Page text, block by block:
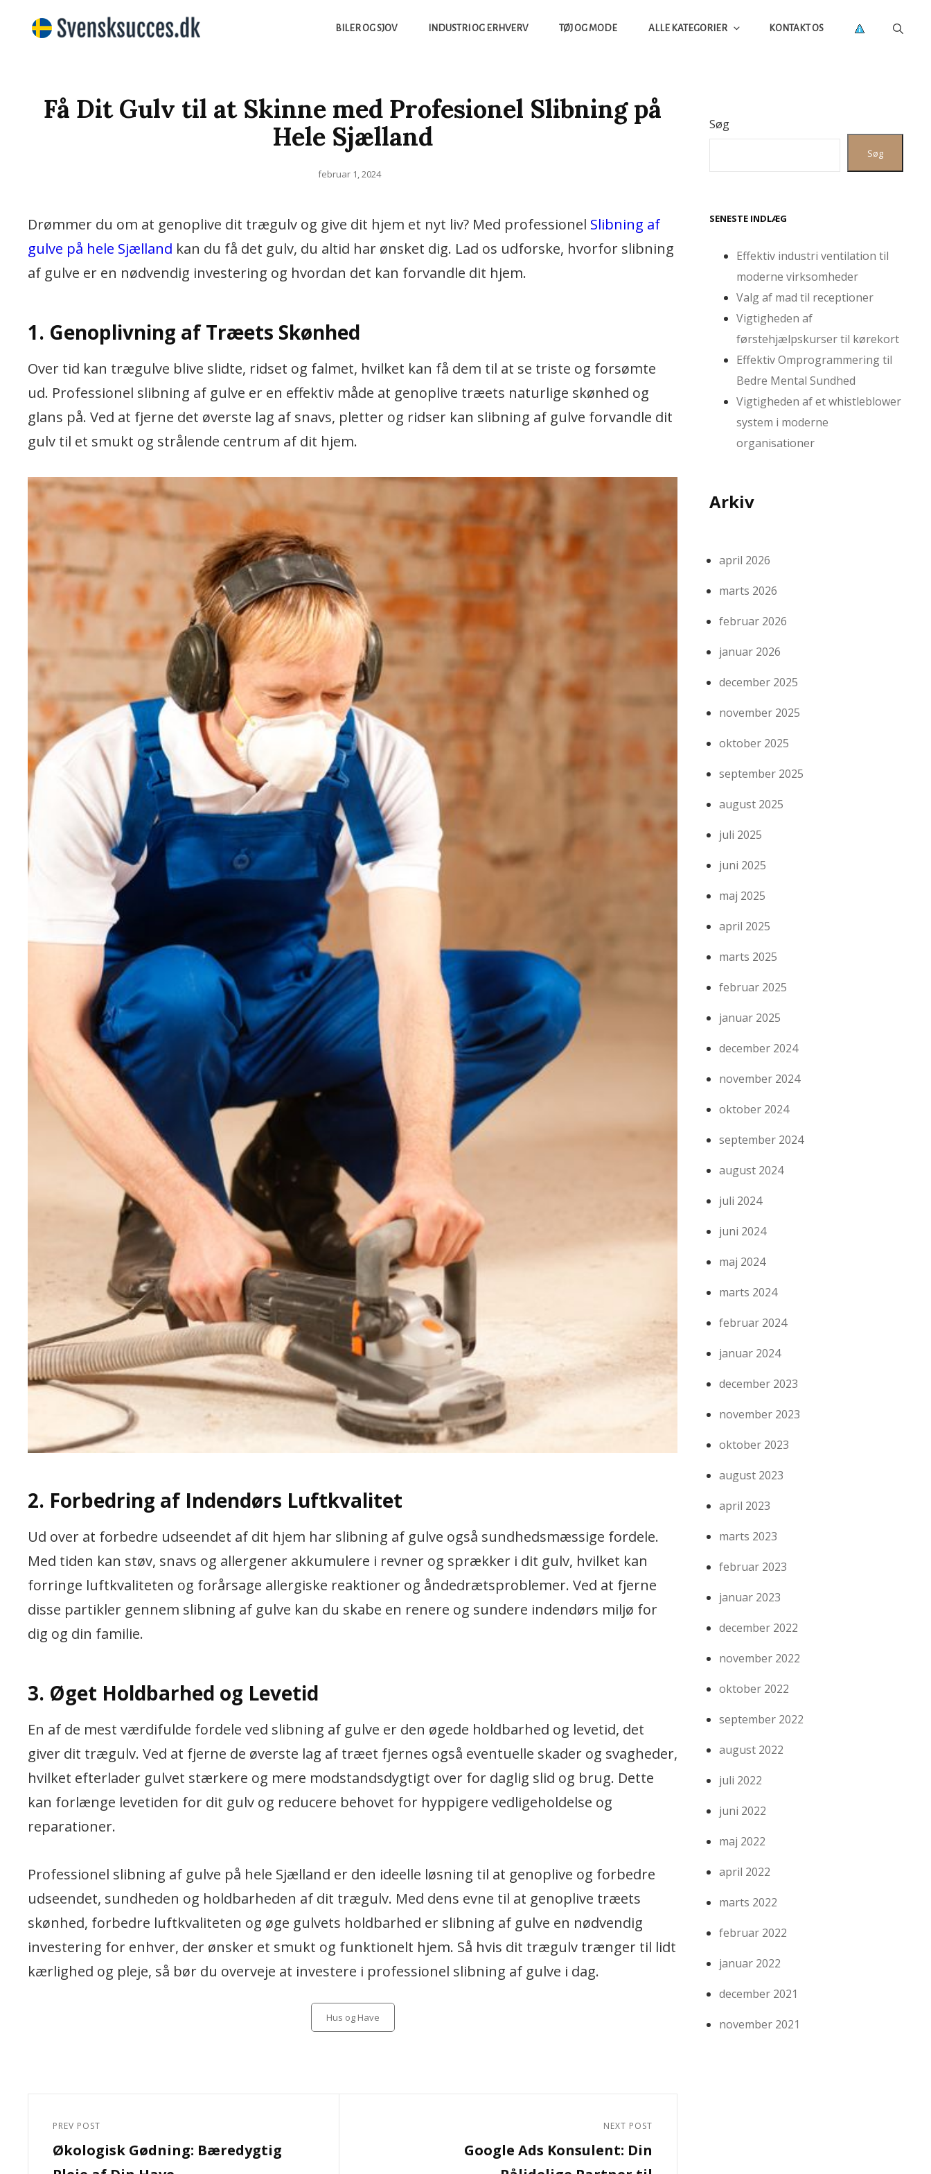
Vi Bringer De Bedste Nyheder, Både Fra Sverige Og Danmark
BILER OG SJOV INDUSTRI OG ERHVERV TØJ OG MODE ALLE KATEGORIER KONTAKT OS
Få Dit Gulv til at Skinne med Profesionel Slibning på
Hele Sjælland
Posted
februar 1, 2024
Drømmer du om at genoplive dit trægulv og give dit hjem et nyt liv? Med professionel Slibning af
gulve på hele Sjælland kan du få det gulv, du altid har ønsket dig. Lad os udforske, hvorfor slibning
af gulve er en nødvendig investering og hvordan det kan forvandle dit hjem.
1. Genoplivning af Træets Skønhed
Over tid kan trægulve blive slidte, ridset og falmet, hvilket kan få dem til at se triste og forsømte
ud. Professionel slibning af gulve er en effektiv måde at genoplive træets naturlige skønhed og
glans på. Ved at fjerne det øverste lag af snavs, pletter og ridser kan slibning af gulve forvandle dit
gulv til et smukt og strålende centrum af dit hjem.
2. Forbedring af Indendørs Luftkvalitet
Ud over at forbedre udseendet af dit hjem har slibning af gulve også sundhedsmæssige fordele.
Med tiden kan støv, snavs og allergener akkumulere i revner og sprækker i dit gulv, hvilket kan
forringe luftkvaliteten og forårsage allergiske reaktioner og åndedrætsproblemer. Ved at fjerne
disse partikler gennem slibning af gulve kan du skabe en renere og sundere indendørs miljø for
dig og din familie.
3. Øget Holdbarhed og Levetid
En af de mest værdifulde fordele ved slibning af gulve er den øgede holdbarhed og levetid, det
giver dit trægulv. Ved at fjerne de øverste lag af træet fjernes også eventuelle skader og svagheder,
hvilket efterlader gulvet stærkere og mere modstandsdygtigt over for daglig slid og brug. Dette
kan forlænge levetiden for dit gulv og reducere behovet for hyppigere vedligeholdelse og
reparationer.
Professionel slibning af gulve på hele Sjælland er den ideelle løsning til at genoplive og forbedre
udseendet, sundheden og holdbarheden af dit trægulv. Med dens evne til at genoplive træets
skønhed, forbedre luftkvaliteten og øge gulvets holdbarhed er slibning af gulve en nødvendig
investering for enhver, der ønsker et smukt og funktionelt hjem. Så hvis dit trægulv trænger til lidt
kærlighed og pleje, så bør du overveje at investere i professionel slibning af gulve i dag.
Hus og Have
Previous
Post
PREV POST
Økologisk Gødning: Bæredygtig
NEXT POST
Google Ads Konsulent: Din
Søg
Søg
SENESTE INDLÆG
Effektiv industri ventilation til
moderne virksomheder
Valg af mad til receptioner
Vigtigheden af
førstehjælpskurser til kørekort
Effektiv Omprogrammering til
Bedre Mental Sundhed
Vigtigheden af et whistleblower
system i moderne
organisationer
Arkiv
april 2026
marts 2026
februar 2026
januar 2026
december 2025
november 2025
oktober 2025
september 2025
august 2025
juli 2025
juni 2025
maj 2025
april 2025
marts 2025
februar 2025
januar 2025
december 2024
november 2024
oktober 2024
september 2024
august 2024
juli 2024
juni 2024
maj 2024
marts 2024
februar 2024
januar 2024
december 2023
november 2023
oktober 2023
august 2023
april 2023
marts 2023
februar 2023
januar 2023
december 2022
november 2022
oktober 2022
september 2022
august 2022
juli 2022
juni 2022
maj 2022
april 2022
marts 2022
februar 2022
januar 2022
december 2021
november 2021